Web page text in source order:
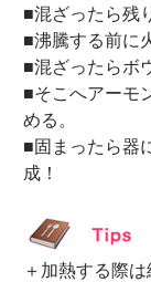
■混ざったら残
■沸騰する前に
■混ざったらボ
■そこへアーモ
める。
■固まったら器
成！
＋加熱する際